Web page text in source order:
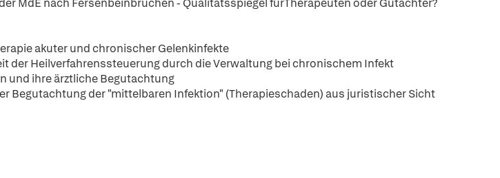
MdE nach Fersenbeinbrüchen - Qualitätsspiegel fürTherapeuten oder Gutachter?
akuter und chronischer Gelenkinfekte
der Heilverfahrenssteuerung durch die Verwaltung bei chronischem Infekt
und ihre ärztliche Begutachtung
Begutachtung der "mittelbaren Infektion" (Therapieschaden) aus juristischer Sicht